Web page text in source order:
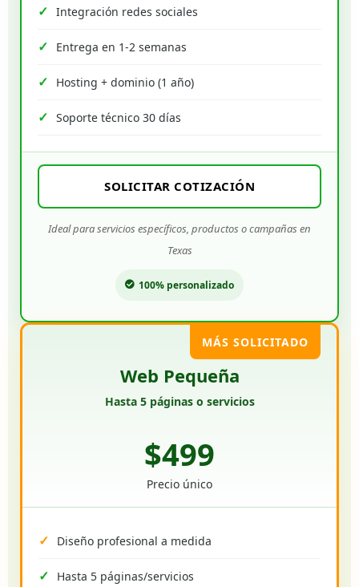
Integración redes sociales
Entrega en 1-2 semanas
Hosting + dominio (1 año)
Soporte técnico 30 días
SOLICITAR COTIZACIÓN
Ideal para servicios específicos, productos o campañas en
Texas
100% personalizado
MÁS SOLICITADO
Web Pequeña
Hasta 5 páginas o servicios
$499
Precio único
Diseño profesional a medida
Hasta 5 páginas/servicios